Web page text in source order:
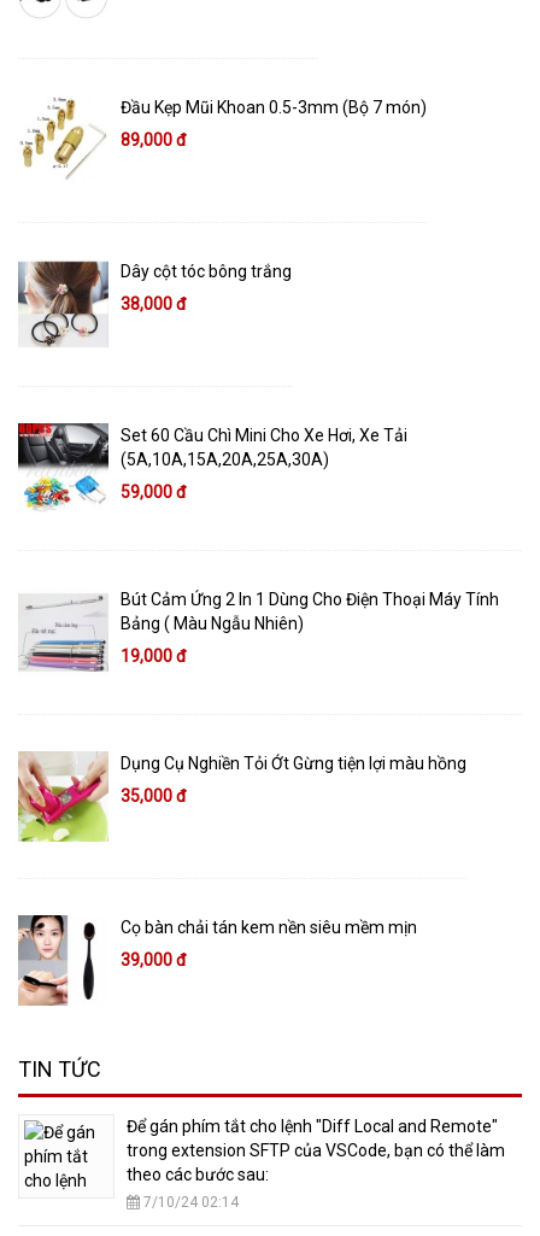
Đầu Kẹp Mũi Khoan 0.5-3mm (Bộ 7 món)
89,000 đ
Dây cột tóc bông trắng
38,000 đ
Set 60 Cầu Chì Mini Cho Xe Hơi, Xe Tải
(5A,10A,15A,20A,25A,30A)
59,000 đ
Bút Cảm Ứng 2 In 1 Dùng Cho Điện Thoại Máy Tính
Bảng ( Màu Ngẫu Nhiên)
19,000 đ
Dụng Cụ Nghiền Tỏi Ớt Gừng tiện lợi màu hồng
35,000 đ
Cọ bàn chải tán kem nền siêu mềm mịn
39,000 đ
TIN TỨC
​Để gán phím tắt cho lệnh "Diff Local and Remote"
trong extension SFTP của VSCode, bạn có thể làm
theo các bước sau:
7/10/24 02:14